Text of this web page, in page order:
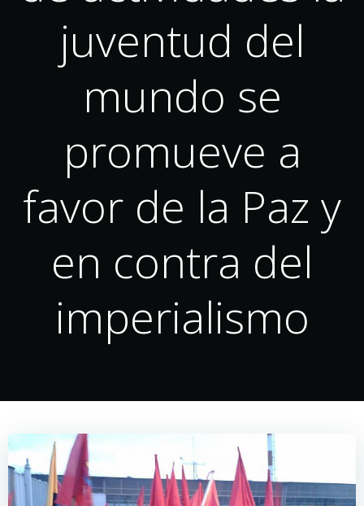
juventud del
mundo se
promueve a
favor de la Paz y
en contra del
imperialismo